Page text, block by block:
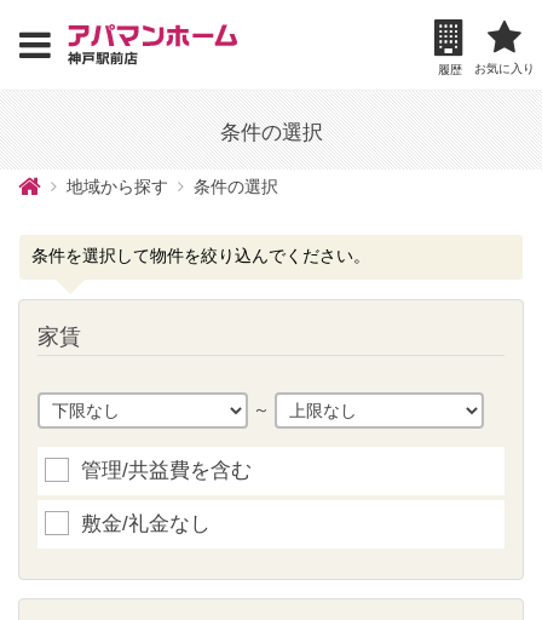
お気に入り
履歴
条件の選択
地域から探す 条件の選択
条件を選択して物件を絞り込んでください。
家賃
～
管理/共益費を含む
敷金/礼金なし